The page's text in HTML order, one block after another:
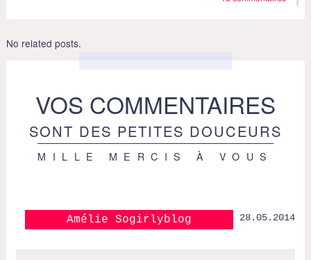
No related posts.
VOS COMMENTAIRES
SONT DES PETITES DOUCEURS
MILLE MERCIS À VOUS
Amélie Sogirlyblog 28.05.2014